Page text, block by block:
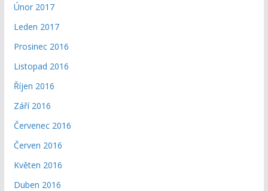
Únor 2017
Leden 2017
Prosinec 2016
Listopad 2016
Říjen 2016
Září 2016
Červenec 2016
Červen 2016
Květen 2016
Duben 2016